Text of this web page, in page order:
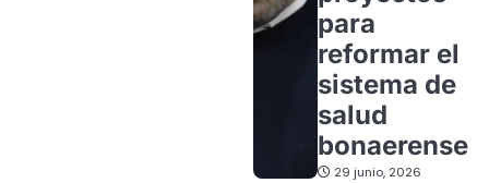
para
reformar el
sistema de
salud
bonaerense
29 junio, 2026